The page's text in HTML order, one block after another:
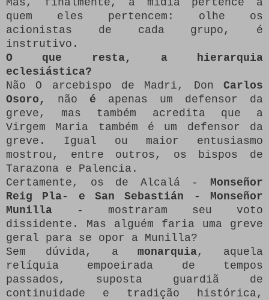
quem eles pertencem: olhe os
acionistas de cada grupo, é
instrutivo.
O que resta, a hierarquia
eclesiástica?
Não
O arcebispo de Madri, DonCarlos
Osoro,
não é apenas um defensor da
greve, mas também acredita que a
Virgem Maria também é um defensor da
greve.
Igual ou maior entusiasmo
mostrou, entre outros, os bispos de
Tarazona e Palencia.
Certamente, os de Alcalá - Monseñor
Reig Pla- e San Sebastián - Monseñor
Munilla - mostraram seu voto
dissidente.
Mas alguém faria uma greve
geral para se opor a Munilla?
Sem dúvida, amonarquia, aquela
relíquia empoeirada de tempos
passados, suposta guardiã de
continuidade e tradição histórica,